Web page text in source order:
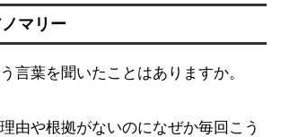
マリー
言葉を聞いたことはありますか。
由や根拠がないのになぜか毎回こう